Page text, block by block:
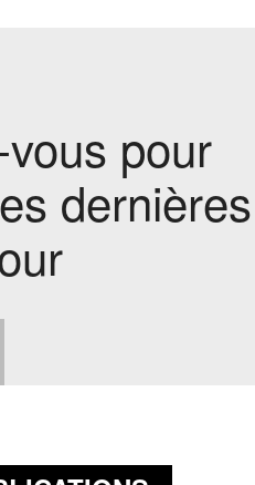
pour
dernières